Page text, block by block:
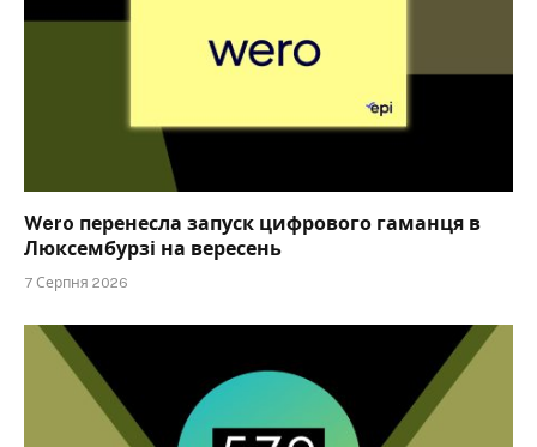
Wero перенесла запуск цифрового гаманця в
Люксембурзі на вересень
7 Серпня 2026